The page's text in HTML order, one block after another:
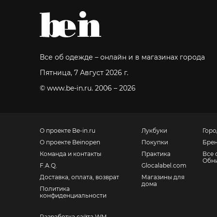
Все об одежде – онлайн и в магазинах города
Пятница, 7 Август 2026 г.
© www.be-in.ru. 2006 – 2026
О проекте Be-in.ru
О проекте Beinopen
Команда и контакты
F.A.Q.
Доставка, оплата, возврат
Политика
конфиденциальности
Лукбуки
Покупки
Практика
Glocalabel.com
Магазины для
дома
Все